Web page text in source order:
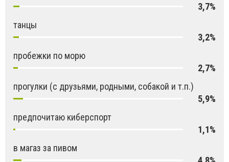
3,7%
танцы
3,2%
пробежки по морю
2,7%
прогулки (с друзьями, родными, собакой и т.п.)
5,9%
предпочитаю киберспорт
1,1%
в магаз за пивом